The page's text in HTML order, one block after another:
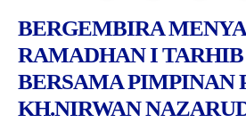
KONTAK
BERGEMBIRA
RAMADHAN I
BERSAMA PIMPINAN
KH.NIRWAN